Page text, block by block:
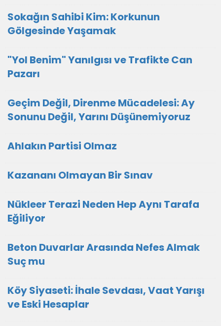
Sokağın Sahibi Kim: Korkunun
Gölgesinde Yaşamak
"Yol Benim" Yanılgısı ve Trafikte Can
Pazarı
Geçim Değil, Direnme Mücadelesi: Ay
Sonunu Değil, Yarını Düşünemiyoruz
Ahlakın Partisi Olmaz
Kazananı Olmayan Bir Sınav
Nükleer Terazi Neden Hep Aynı Tarafa
Eğiliyor
Beton Duvarlar Arasında Nefes Almak
Suç mu
Köy Siyaseti: İhale Sevdası, Vaat Yarışı
ve Eski Hesaplar